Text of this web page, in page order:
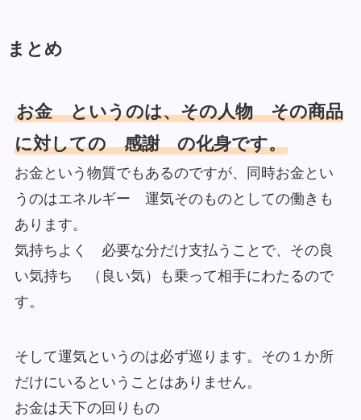
まとめ
お金 というのは、その人物 その商品
に対しての 感謝 の化身です。
お金という物質でもあるのですが、同時お金とい
うのはエネルギー 運気そのものとしての働きも
あります。
気持ちよく 必要な分だけ支払うことで、その良
い気持ち （良い気）も乗って相手にわたるので
す。
そして運気というのは必ず巡ります。その１か所
だけにいるということはありません。
お金は天下の回りもの